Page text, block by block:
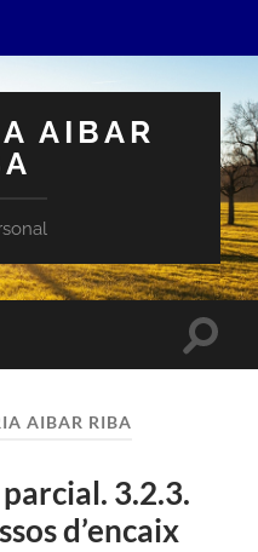
AIBAR
Toggle
AIBAR RIBA
3.2.3.
d’encaix